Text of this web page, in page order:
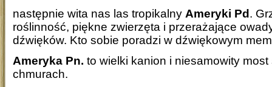
następnie wita nas las tropikalny Ameryki Pd.
roślinność, piękne zwierzęta i przerażające
dźwięków. Kto sobie poradzi w dźwiękowym
Ameryka Pn. to wielki kanion i niesamowity most
chmurach.